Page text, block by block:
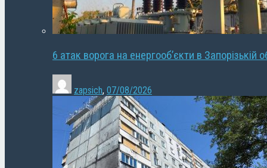
6 атак ворога на енергооб’єкти в Запорізькій
zapsich, 07/08/2026